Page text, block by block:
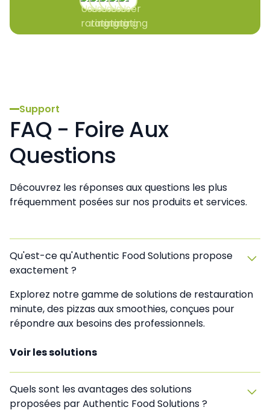
Support
FAQ - Foire Aux
Questions
Découvrez les réponses aux questions les plus
fréquemment posées sur nos produits et services.
Qu'est-ce qu'Authentic Food Solutions propose
exactement ?
Explorez notre gamme de solutions de restauration
minute, des pizzas aux smoothies, conçues pour
répondre aux besoins des professionnels.
Voir les solutions
Quels sont les avantages des solutions
proposées par Authentic Food Solutions ?